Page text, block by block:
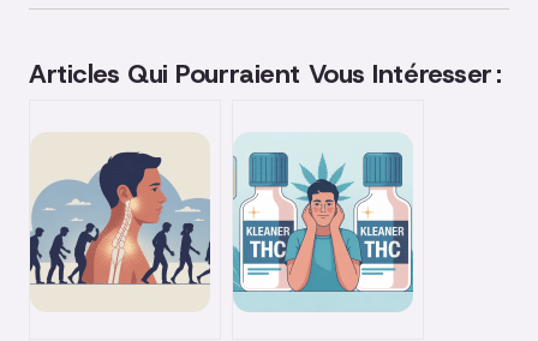
Articles Qui Pourraient Vous Intéresser :